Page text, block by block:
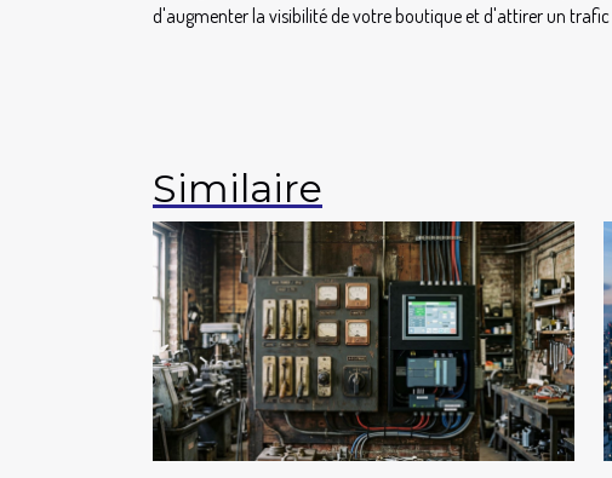
d'augmenter la visibilité de votre boutique et d'attirer un
Similaire